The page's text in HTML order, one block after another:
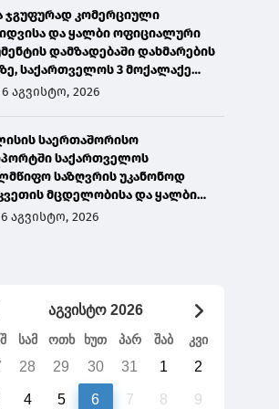
ჯგუფურად კომერციული
და ყალბი ოფიციალური
დამზადებაში დახმარების
საქართველოს 3 მოქალაქე
6 აგვისტო, 2026
საერთაშორისო
საქართველოს
საზღვრის უკანონოდ
მცდელობისა და ყალბი
გამოყენების
6 აგვისტო, 2026
აგვისტო 2026
სამ ოთხ ხუთ პარ შაბ კვი
28 29 30 31 1 2
4 5 6 7 8 9